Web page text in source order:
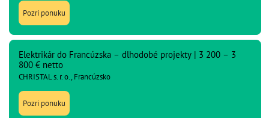
Pozri ponuku
Elektrikár do Francúzska – dlhodobé projekty | 3 200 – 3
800 € netto
CHRISTAL s. r. o., Francúzsko
Pozri ponuku